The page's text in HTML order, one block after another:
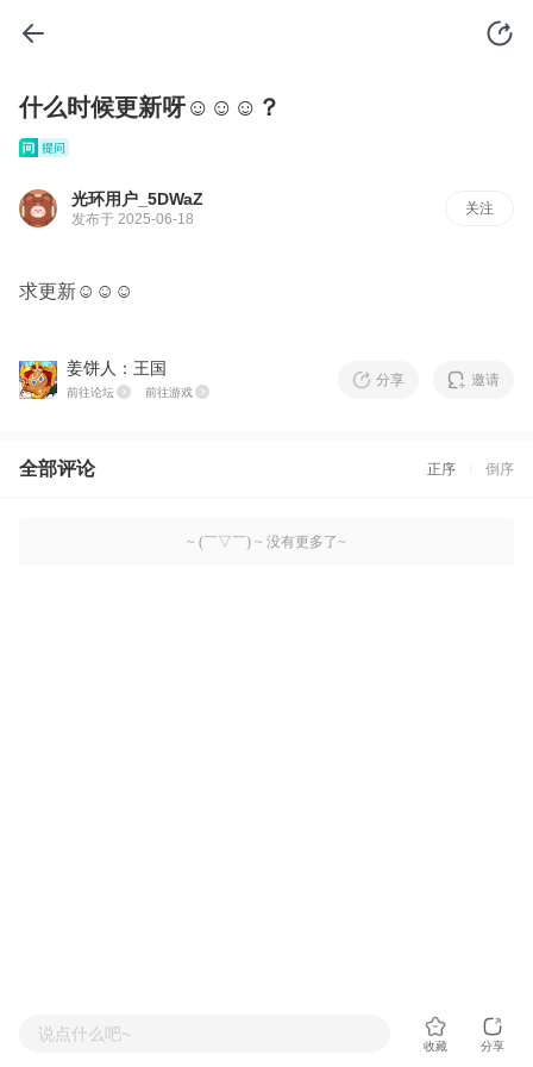
什么时候更新呀☺️☺️☺️？
光环用户_5DWaZ
发布于 2025-06-18
关注
求更新☺️☺️☺️
姜饼人：王国
前往论坛 前往游戏
分享 邀请
全部评论 正序 倒序
~ (￣▽￣) ~ 没有更多了~
说点什么吧~
收藏 分享